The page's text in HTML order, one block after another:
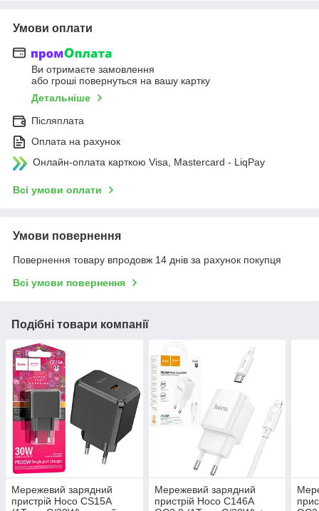
Умови оплати
Ви отримаєте замовлення
або гроші повернуться на вашу картку
Детальніше
Післяплата
Оплата на рахунок
Онлайн-оплата карткою Visa, Mastercard - LiqPay
Всі умови оплати
Умови повернення
Повернення товару впродовж 14 днів за рахунок покупця
Всі умови повернення
Подібні товари компанії
Мережевий зарядний
пристрій Hoco CS15A
Мережевий зарядний
пристрій Hoco C146A